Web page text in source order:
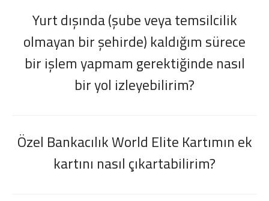
Yurt dışında (şube veya temsilcilik
olmayan bir şehirde) kaldığım sürece
bir işlem yapmam gerektiğinde nasıl
bir yol izleyebilirim?
Özel Bankacılık World Elite Kartımın ek
kartını nasıl çıkartabilirim?